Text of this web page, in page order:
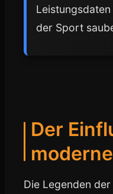
der Sport
Der
Die Legenden